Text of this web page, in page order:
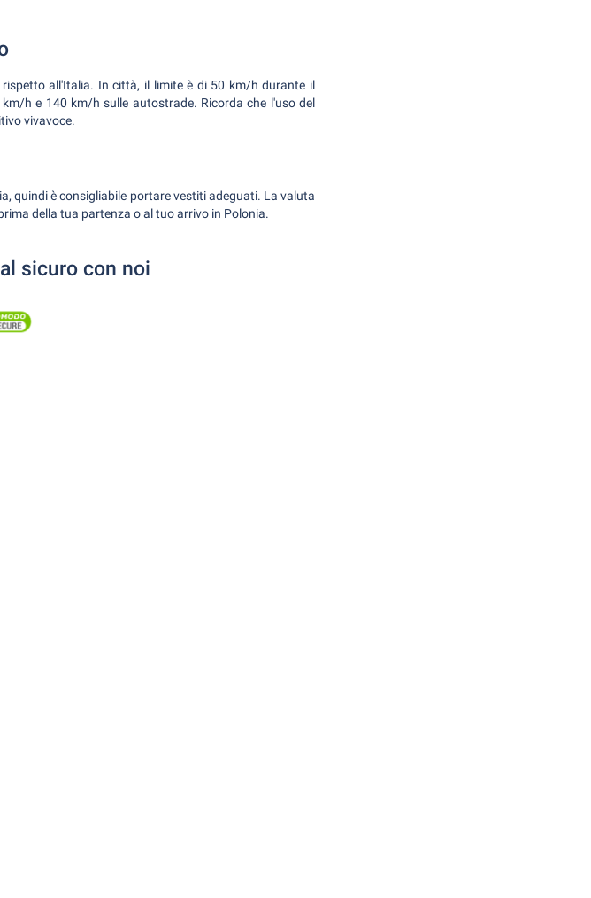
all'Italia. In città, il limite è di 50 km/h durante il
h e 140 km/h sulle autostrade. Ricorda che l'uso del
vivavoce.
quindi è consigliabile portare vestiti adeguati. La valuta
della tua partenza o al tuo arrivo in Polonia.
sicuro con noi